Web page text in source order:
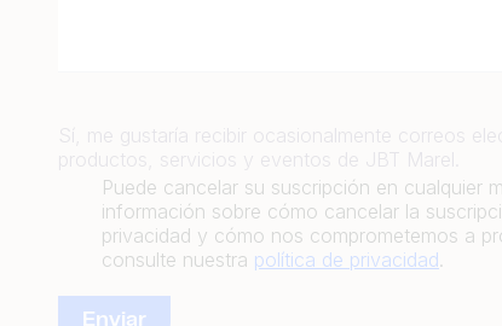
Puede cancelar su suscripción en cualquier
información sobre cómo cancelar la
privacidad y cómo nos comprometemos a
consulte nuestra política de privacidad.